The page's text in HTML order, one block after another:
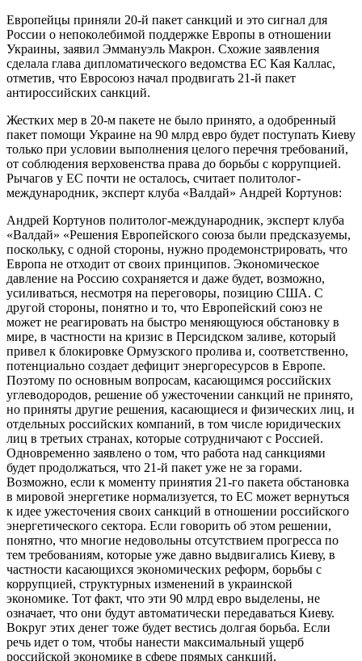
Европейцы приняли 20-й пакет санкций и это сигнал для
России о непоколебимой поддержке Европы в отношении
Украины, заявил Эммануэль Макрон. Схожие заявления
сделала глава дипломатического ведомства ЕС Кая Каллас,
отметив, что Евросоюз начал продвигать 21-й пакет
антироссийских санкций.
Жестких мер в 20-м пакете не было принято, а одобренный
пакет помощи Украине на 90 млрд евро будет поступать Киеву
только при условии выполнения целого перечня требований,
от соблюдения верховенства права до борьбы с коррупцией.
Рычагов у ЕС почти не осталось, считает политолог-
международник, эксперт клуба «Валдай» Андрей Кортунов:
Андрей Кортунов политолог-международник, эксперт клуба
«Валдай» «Решения Европейского союза были предсказуемы,
поскольку, с одной стороны, нужно продемонстрировать, что
Европа не отходит от своих принципов. Экономическое
давление на Россию сохраняется и даже будет, возможно,
усиливаться, несмотря на переговоры, позицию США. С
другой стороны, понятно и то, что Европейский союз не
может не реагировать на быстро меняющуюся обстановку в
мире, в частности на кризис в Персидском заливе, который
привел к блокировке Ормузского пролива и, соответственно,
потенциально создает дефицит энергоресурсов в Европе.
Поэтому по основным вопросам, касающимся российских
углеводородов, решение об ужесточении санкций не принято,
но приняты другие решения, касающиеся и физических лиц, и
отдельных российских компаний, в том числе юридических
лиц в третьих странах, которые сотрудничают с Россией.
Одновременно заявлено о том, что работа над санкциями
будет продолжаться, что 21-й пакет уже не за горами.
Возможно, если к моменту принятия 21-го пакета обстановка
в мировой энергетике нормализуется, то ЕС может вернуться
к идее ужесточения своих санкций в отношении российского
энергетического сектора. Если говорить об этом решении,
понятно, что многие недовольны отсутствием прогресса по
тем требованиям, которые уже давно выдвигались Киеву, в
частности касающихся экономических реформ, борьбы с
коррупцией, структурных изменений в украинской
экономике. Тот факт, что эти 90 млрд евро выделены, не
означает, что они будут автоматически передаваться Киеву.
Вокруг этих денег тоже будет вестись долгая борьба. Если
речь идет о том, чтобы нанести максимальный ущерб
российской экономике в сфере прямых санкций,